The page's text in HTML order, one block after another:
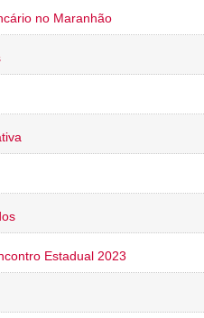
no Maranhão
Estadual 2023